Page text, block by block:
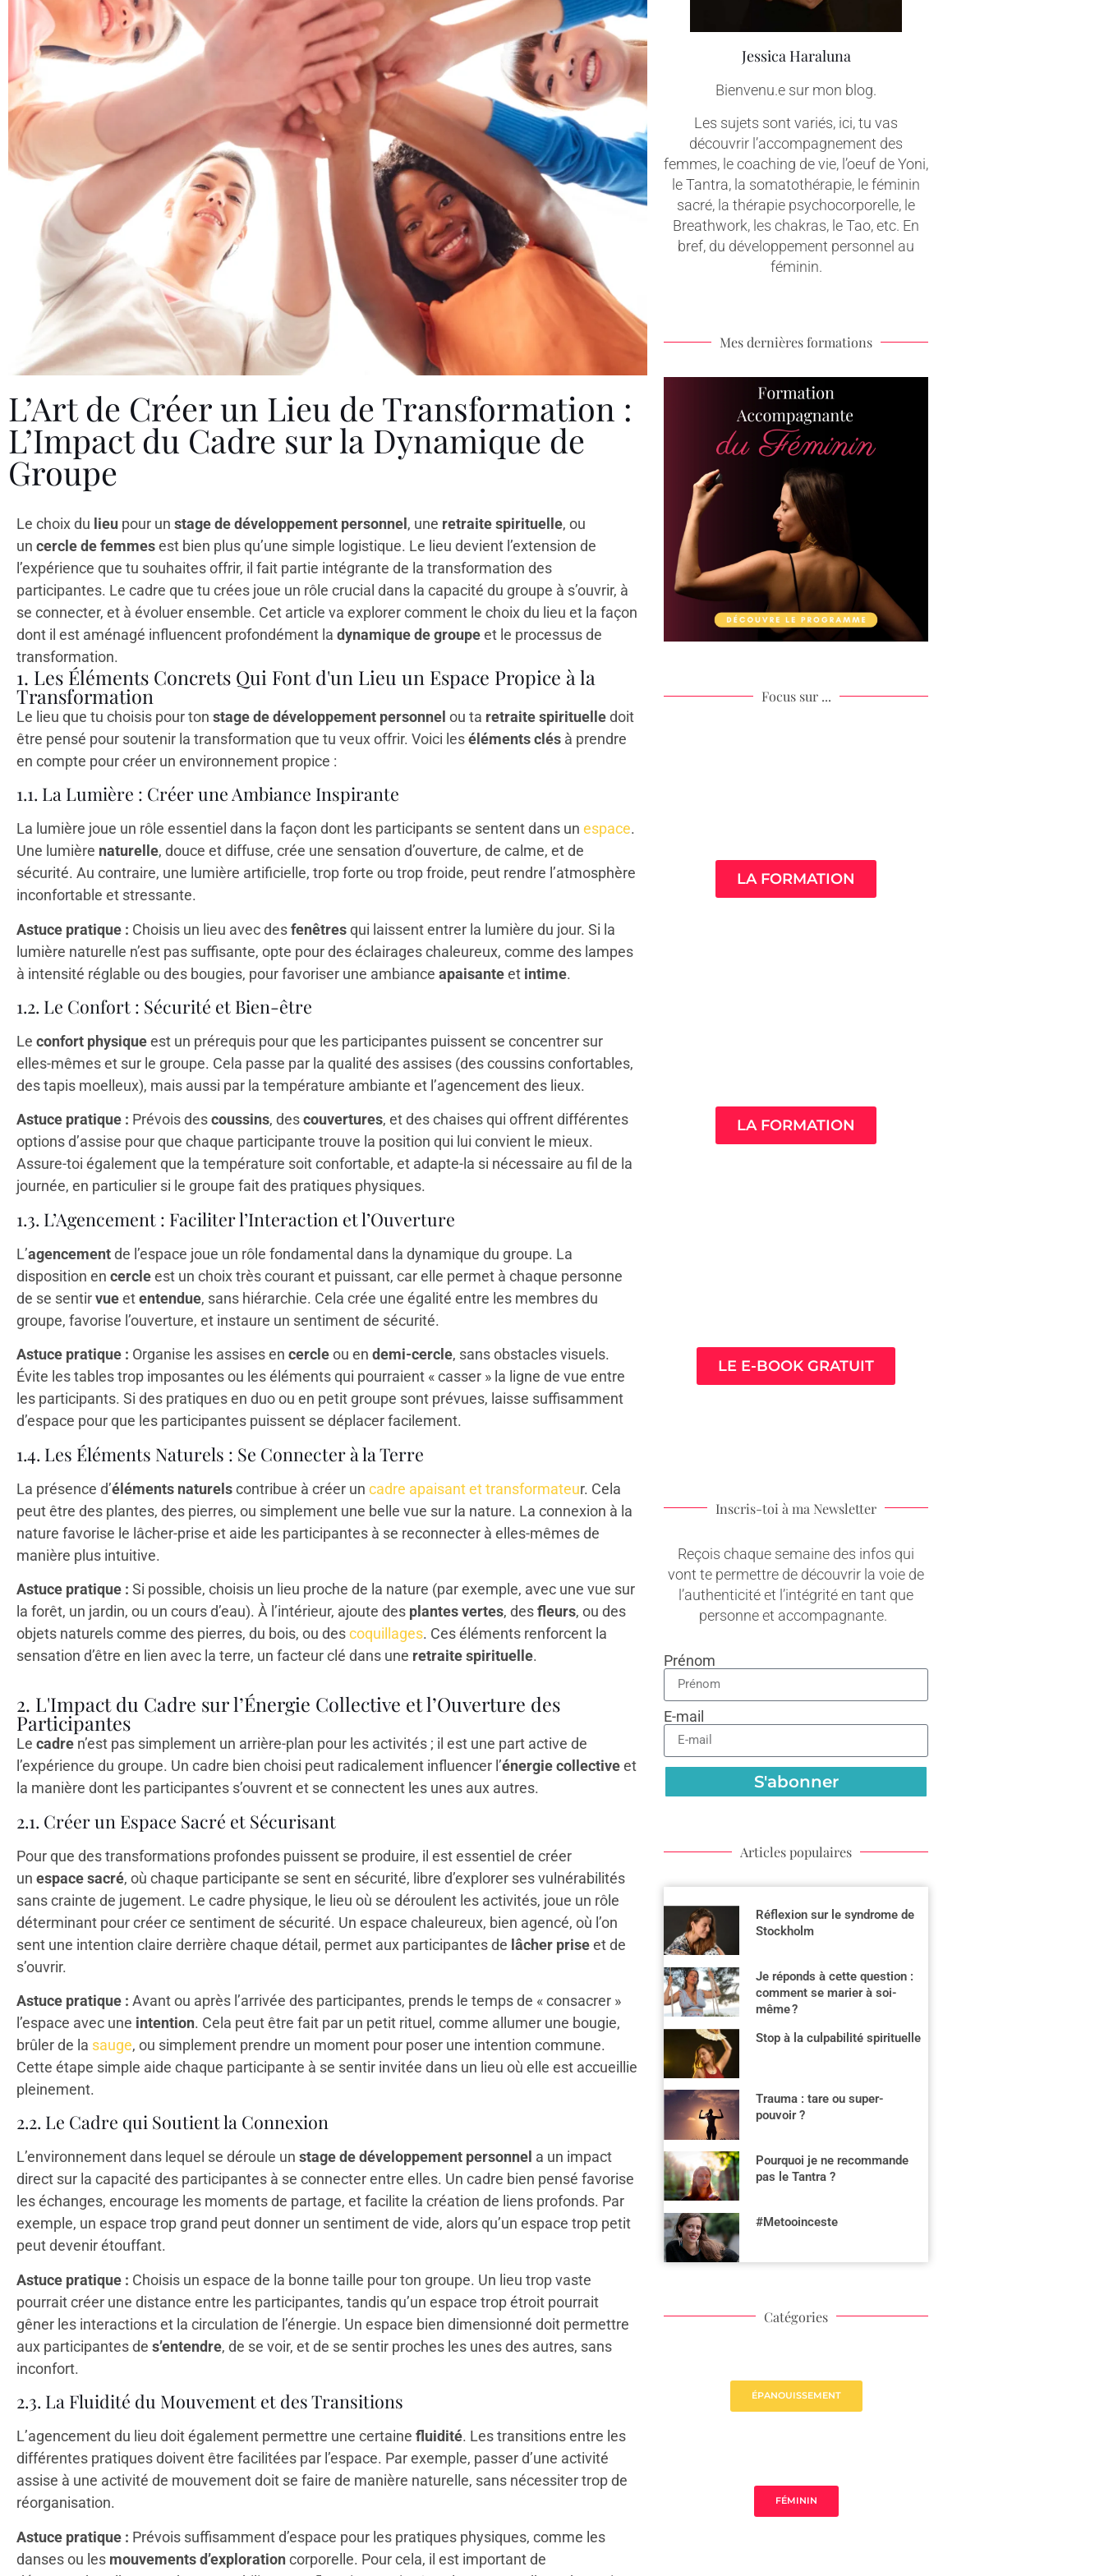
L’Art de Créer un Lieu de Transformation :
L’Impact du Cadre sur la Dynamique de
Groupe
Le choix du lieu pour un stage de développement personnel, une retraite spirituelle, ou
un cercle de femmesest bien plus qu’une simple logistique. Le lieu devient l’extension de
l’expérience que tu souhaites offrir, il fait partie intégrante de la transformation des
participantes. Le cadre que tu crées joue un rôle crucial dans la capacité du groupe à s’ouvrir, à
se connecter, et à évoluer ensemble. Cet article va explorer comment le choix du lieu et la façon
dont il est aménagé influencent profondément la dynamique de groupeet le processus de
transformation.
1. Les Éléments Concrets Qui Font d'un Lieu un Espace Propice à la
Transformation
Le lieu que tu choisis pour ton stage de développement personnel ou ta retraite spirituelledoit
être pensé pour soutenir la transformation que tu veux offrir. Voici leséléments clés à prendre
en compte pour créer un environnement propice :
1.1. La Lumière : Créer une Ambiance Inspirante
La lumière joue un rôle essentiel dans la façon dont les participants se sentent dans un espace.
Une lumière naturelle, douce et diffuse, crée une sensation d’ouverture, de calme, et de
sécurité. Au contraire, une lumière artificielle, trop forte ou trop froide, peut rendre l’atmosphère
inconfortable et stressante.
Astuce pratique : Choisis un lieu avec desfenêtresqui laissent entrer la lumière du jour. Si la
lumière naturelle n’est pas suffisante, opte pour des éclairages chaleureux, comme des lampes
à intensité réglable ou des bougies, pour favoriser une ambiance apaisanteet intime.
1.2. Le Confort : Sécurité et Bien-être
Le confort physiqueest un prérequis pour que les participantes puissent se concentrer sur
elles-mêmes et sur le groupe. Cela passe par la qualité des assises (des coussins confortables,
des tapis moelleux), mais aussi par la température ambiante et l’agencement des lieux.
Astuce pratique : Prévois descoussins, descouvertures, et des chaises qui offrent différentes
options d’assise pour que chaque participante trouve la position qui lui convient le mieux.
Assure-toi également que la température soit confortable, et adapte-la si nécessaire au fil de la
journée, en particulier si le groupe fait des pratiques physiques.
1.3. L’Agencement : Faciliter l’Interaction et l’Ouverture
L’agencementde l’espace joue un rôle fondamental dans la dynamique du groupe. La
disposition en cercleest un choix très courant et puissant, car elle permet à chaque personne
de se sentirvueetentendue, sans hiérarchie. Cela crée une égalité entre les membres du
groupe, favorise l’ouverture, et instaure un sentiment de sécurité.
Astuce pratique : Organise les assises en cercleou en demi-cercle, sans obstacles visuels.
Évite les tables trop imposantes ou les éléments qui pourraient « casser » la ligne de vue entre
les participants. Si des pratiques en duo ou en petit groupe sont prévues, laisse suffisamment
d’espace pour que les participantes puissent se déplacer facilement.
1.4. Les Éléments Naturels : Se Connecter à la Terre
La présence d’éléments naturelscontribue à créer un cadre apaisant et transformateur. Cela
peut être des plantes, des pierres, ou simplement une belle vue sur la nature. La connexion à la
nature favorise le lâcher-prise et aide les participantes à se reconnecter à elles-mêmes de
manière plus intuitive.
Astuce pratique : Si possible, choisis un lieu proche de la nature (par exemple, avec une vue sur
la forêt, un jardin, ou un cours d’eau). À l’intérieur, ajoute des plantes vertes, desfleurs, ou des
objets naturels comme des pierres, du bois, ou descoquillages. Ces éléments renforcent la
sensation d’être en lien avec la terre, un facteur clé dans une retraite spirituelle.
2. L'Impact du Cadre sur l’Énergie Collective et l’Ouverture des
Participantes
Le cadre n’est pas simplement un arrière-plan pour les activités ; il est une part active de
l’expérience du groupe. Un cadre bien choisi peut radicalement influencer l’énergie collectiveet
la manière dont les participantes s’ouvrent et se connectent les unes aux autres.
2.1. Créer un Espace Sacré et Sécurisant
Pour que des transformations profondes puissent se produire, il est essentiel de créer
un espace sacré, où chaque participante se sent en sécurité, libre d’explorer ses vulnérabilités
sans crainte de jugement. Le cadre physique, le lieu où se déroulent les activités, joue un rôle
déterminant pour créer ce sentiment de sécurité. Un espace chaleureux, bien agencé, où l’on
sent une intention claire derrière chaque détail, permet aux participantes de lâcher priseet de
s’ouvrir.
Astuce pratique : Avant ou après l’arrivée des participantes, prends le temps de « consacrer »
l’espace avec une intention. Cela peut être fait par un petit rituel, comme allumer une bougie,
brûler de la sauge, ou simplement prendre un moment pour poser une intention commune.
Cette étape simple aide chaque participante à se sentir invitée dans un lieu où elle est accueillie
pleinement.
2.2. Le Cadre qui Soutient la Connexion
L’environnement dans lequel se déroule un stage de développement personnel a un impact
direct sur la capacité des participantes à se connecter entre elles. Un cadre bien pensé favorise
les échanges, encourage les moments de partage, et facilite la création de liens profonds. Par
exemple, un espace trop grand peut donner un sentiment de vide, alors qu’un espace trop petit
peut devenir étouffant.
Astuce pratique : Choisis un espace de la bonne taille pour ton groupe. Un lieu trop vaste
pourrait créer une distance entre les participantes, tandis qu’un espace trop étroit pourrait
gêner les interactions et la circulation de l’énergie. Un espace bien dimensionné doit permettre
aux participantes de s’entendre, de se voir, et de se sentir proches les unes des autres, sans
inconfort.
2.3. La Fluidité du Mouvement et des Transitions
L’agencement du lieu doit également permettre une certaine fluidité. Les transitions entre les
différentes pratiques doivent être facilitées par l’espace. Par exemple, passer d’une activité
assise à une activité de mouvement doit se faire de manière naturelle, sans nécessiter trop de
réorganisation.
Astuce pratique : Prévois suffisamment d’espace pour les pratiques physiques, comme les
danses ou les mouvements d’explorationcorporelle. Pour cela, il est important de
Jessica Haraluna
Bienvenu.e sur mon blog.
Les sujets sont variés, ici, tu vas
découvrir l’accompagnement des
femmes, le coaching de vie, l’oeuf de Yoni,
le Tantra, la somatothérapie, le féminin
sacré, la thérapie psychocorporelle, le
Breathwork, les chakras, le Tao, etc. En
bref, du développement personnel au
féminin.
Mes dernières formations
Focus sur ...
LA FORMATION
LA FORMATION
LE E-BOOK GRATUIT
Inscris-toi à ma Newsletter
Reçois chaque semaine des infos qui
vont te permettre de découvrir la voie de
l’authenticité et l’intégrité en tant que
personne et accompagnante.
Prénom
E-mail
S'abonner
Articles populaires
Réflexion sur le syndrome de
Stockholm
Je réponds à cette question :
comment se marier à soi-
même ?
Stop à la culpabilité spirituelle
Trauma : tare ou super-
pouvoir ?
Pourquoi je ne recommande
pas le Tantra ?
#Metooinceste
Catégories
ÉPANOUISSEMENT
FÉMININ